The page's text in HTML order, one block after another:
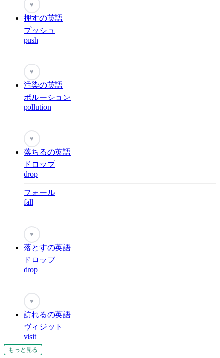
もっと見る
もっと見る
もっと見る
もっと見る
もっと見る
もっと見る
もっと見る
もっと見る
♥
押すの英語
プッシュ
push
♥
汚染の英語
ポルーション
pollution
♥
落ちるの英語
ドロップ
drop
フォール
fall
♥
落とすの英語
ドロップ
drop
♥
訪れるの英語
ヴィジット
visit
もっと見る
もっと見る
もっと見る
もっと見る
もっと見る
もっと見る
もっと見る
もっと見る
もっと見る
もっと見る
もっと見る
もっと見る
もっと見る
もっと見る
もっと見る
もっと見る
もっと見る
もっと見る
もっと見る
もっと見る
もっと見る
もっと見る
もっと見る
もっと見る
もっと見る
もっと見る
もっと見る
もっと見る
もっと見る
もっと見る
もっと見る
もっと見る
もっと見る
もっと見る
もっと見る
もっと見る
もっと見る
もっと見る
もっと見る
もっと見る